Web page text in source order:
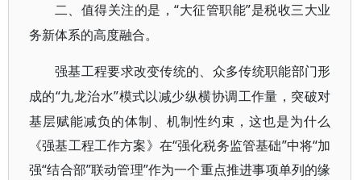
二、值得关注的是，“大征管职能”是税收三大业
务新体系的高度融合。
强基工程要求改变传统的、众多传统职能部门形
成的“九龙治水”模式以减少纵横协调工作量，突破对
基层赋能减负的体制、机制性约束，这也是为什么
《强基工程工作方案》在“强化税务监管基础”中将“加
强“结合部”联动管理”作为一个重点推进事项单列的缘